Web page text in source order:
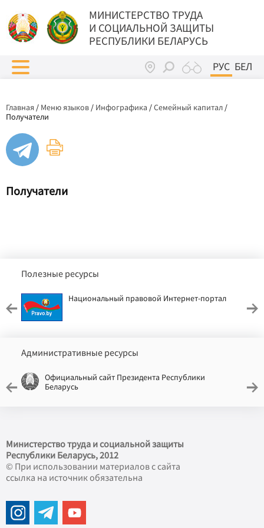
МИНИСТЕРСТВО ТРУДА
И СОЦИАЛЬНОЙ ЗАЩИТЫ
РЕСПУБЛИКИ БЕЛАРУСЬ
РУС БЕЛ
Главная / Меню языков / Инфографика /Семейный капитал /
Получатели
Получатели
Полезные ресурсы
Национальный правовой Интернет-портал
Административные ресурсы
Официальный сайт Президента Республики
Беларусь
Министерство труда и социальной защиты
Республики Беларусь, 2012
© При использовании материалов с сайта
ссылка на источник обязательна